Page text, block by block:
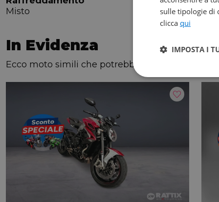
Misto
In Evidenza
Ecco moto simili che potrebbero interessarti!
sulle tipologie di
clicca qui
IMPOSTA I